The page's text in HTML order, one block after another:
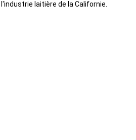
laitière de la Californie.